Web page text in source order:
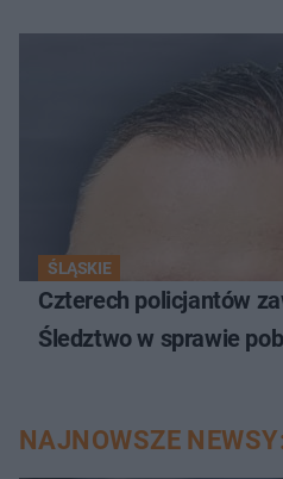
ŚLĄSKIE
Czterech policjantów
Śledztwo w sprawie
NAJNOWSZE